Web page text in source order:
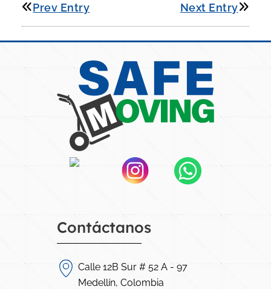
Prev Entry Next Entry
Contáctanos
Calle 12B Sur # 52 A - 97
Medellín, Colombia